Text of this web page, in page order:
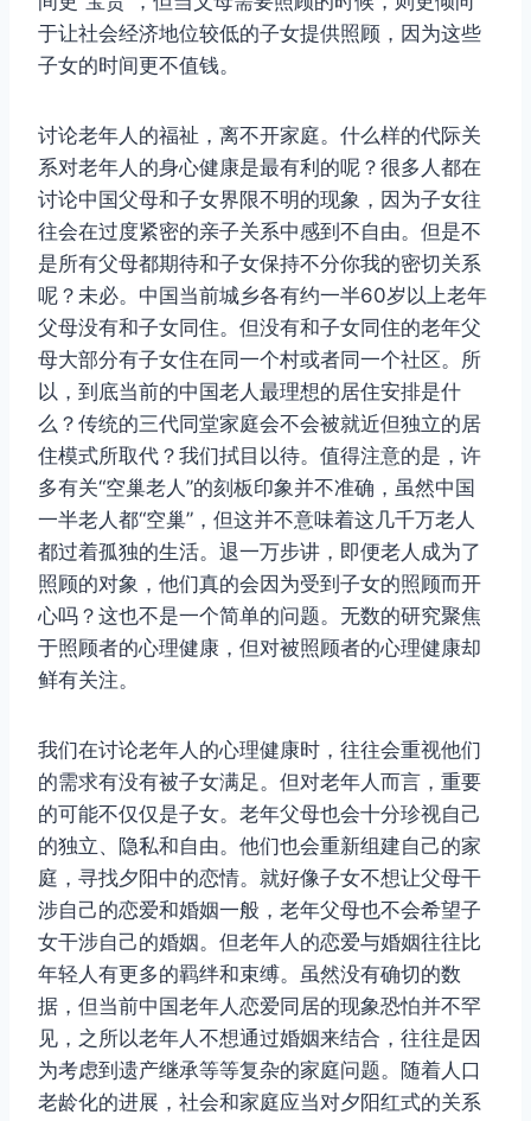
于让社会经济地位较低的子女提供照顾，因为这些
子女的时间更不值钱。
讨论老年人的福祉，离不开家庭。什么样的代际关
系对老年人的身心健康是最有利的呢？很多人都在
讨论中国父母和子女界限不明的现象，因为子女往
往会在过度紧密的亲子关系中感到不自由。但是不
是所有父母都期待和子女保持不分你我的密切关系
呢？未必。中国当前城乡各有约一半60岁以上老年
父母没有和子女同住。但没有和子女同住的老年父
母大部分有子女住在同一个村或者同一个社区。所
以，到底当前的中国老人最理想的居住安排是什
么？传统的三代同堂家庭会不会被就近但独立的居
住模式所取代？我们拭目以待。值得注意的是，许
多有关“空巢老人”的刻板印象并不准确，虽然中国
一半老人都“空巢”，但这并不意味着这几千万老人
都过着孤独的生活。退一万步讲，即便老人成为了
照顾的对象，他们真的会因为受到子女的照顾而开
心吗？这也不是一个简单的问题。无数的研究聚焦
于照顾者的心理健康，但对被照顾者的心理健康却
鲜有关注。
我们在讨论老年人的心理健康时，往往会重视他们
的需求有没有被子女满足。但对老年人而言，重要
的可能不仅仅是子女。老年父母也会十分珍视自己
的独立、隐私和自由。他们也会重新组建自己的家
庭，寻找夕阳中的恋情。就好像子女不想让父母干
涉自己的恋爱和婚姻一般，老年父母也不会希望子
女干涉自己的婚姻。但老年人的恋爱与婚姻往往比
年轻人有更多的羁绊和束缚。虽然没有确切的数
据，但当前中国老年人恋爱同居的现象恐怕并不罕
见，之所以老年人不想通过婚姻来结合，往往是因
为考虑到遗产继承等等复杂的家庭问题。随着人口
老龄化的进展，社会和家庭应当对夕阳红式的关系